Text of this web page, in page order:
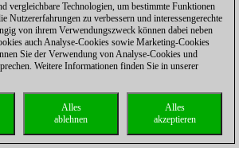
vergleichbare Technologien, um bestimmte Funktionen
Nutzererfahrungen zu verbessern und interessengerechte
von ihrem Verwendungszweck können dabei neben
auch Analyse-Cookies sowie Marketing-Cookies
Sie der Verwendung von Analyse-Cookies und
Weitere Informationen finden Sie in unserer
Alles
akzeptieren
Alles
ablehnen